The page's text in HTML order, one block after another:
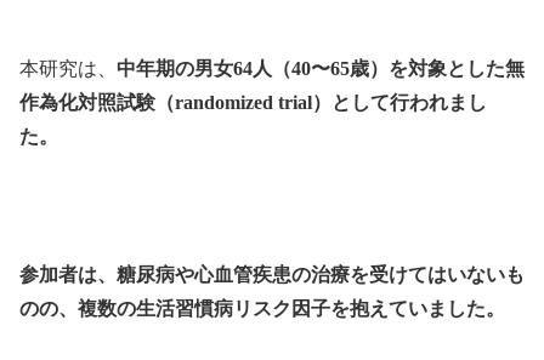
本研究は、 中年期の男女64人（40〜65歳）を対象とした無
作為化対照試験（randomized trial）として行われまし
た。
参加者は、糖尿病や心血管疾患の治療を受けてはいないも
のの、複数の生活習慣病リスク因子を抱えていました。